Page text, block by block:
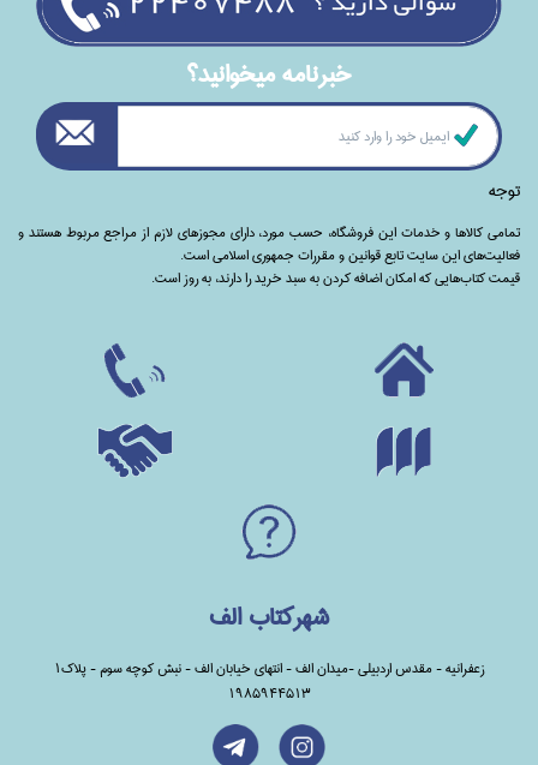
خبرنامه ميخوانيد؟
توجه
تمامی‌ کالاها و خدمات این فروشگاه، حسب مورد،‌ دارای مجوزهای لازم از مراجع مربوط هستند ‌و‌‌
فعالیت‌های این سایت تابع قوانین و مقررات جمهوری اسلامی است.
قیمت کتاب‌هایی که امکان اضافه کردن به سبد خرید را دارند،‌ به روز است.
شهرکتاب الف
زعفرانیه - مقدس اردبیلی -میدان الف - انتهای خیابان الف - نبش کوچه سوم - پلاک1
1985944513